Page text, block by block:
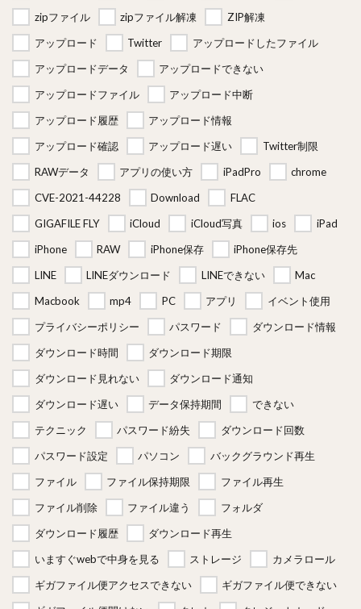
zipファイル
zipファイル解凍
ZIP解凍
アップロード
Twitter
アップロードしたファイル
アップロードデータ
アップロードできない
アップロードファイル
アップロード中断
アップロード履歴
アップロード情報
アップロード確認
アップロード遅い
Twitter制限
RAWデータ
アプリの使い方 iPadPro
chrome
CVE-2021-44228
Download
FLAC
GIGAFILE FLY
iCloud iCloud写真 ios
iPad
iPhone
RAW iPhone保存
iPhone保存先
LINE
LINEダウンロード LINEできない
Mac
Macbook
mp4 PC アプリ
イベント使用
プライバシーポリシー
パスワード
ダウンロード情報
ダウンロード時間
ダウンロード期限
ダウンロード見れない
ダウンロード通知
ダウンロード遅い
データ保持期間
できない
テクニック
パスワード紛失
ダウンロード回数
パスワード設定
パソコン
バックグラウンド再生
ファイル
ファイル保持期限
ファイル再生
ファイル削除
ファイル違う
フォルダ
ダウンロード履歴
ダウンロード再生
いますぐwebで中身を見る
ストレージ
カメラロール
ギガファイル便アクセスできない
ギガファイル便できない